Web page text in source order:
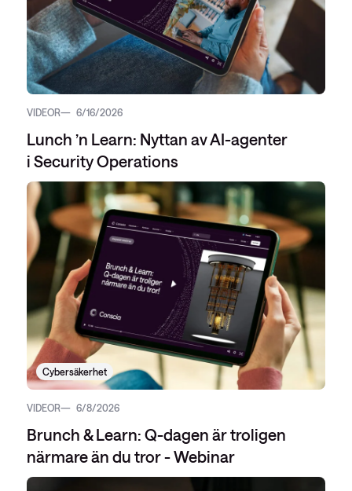
VIDEOR 6/16/2026
Lunch ’n Learn: Nyttan av AI-agenter
i Security Operations
Cybersäkerhet
VIDEOR 6/8/2026
Brunch & Learn: Q-dagen är troligen
närmare än du tror - Webinar